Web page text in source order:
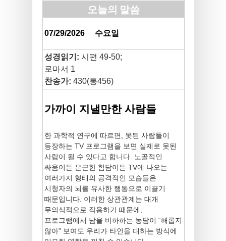
오늘의 말씀
07/29/2026수요일
성경읽기: 시편 49-50;
로마서 1
찬송가: 430(통456)
가까이 지낼만한 사람들
한 과학적 연구에 따르면, 못된 사람들이
등장하는 TV 프로그램을 보면 실제로 못된
사람이 될 수 있다고 합니다. 노골적인
싸움이든 은근한 험담이든 TV에 나오는
여러가지 형태의 공격적인 모습들은
시청자의 뇌를 유사한 행동으로 이끌기
때문입니다. 이러한 상관관계는 대개
무의식적으로 작용하기 때문에,
프로그램에서 남을 비하하는 농담이 “해롭지
않아” 보여도 우리가 타인을 대하는 방식에